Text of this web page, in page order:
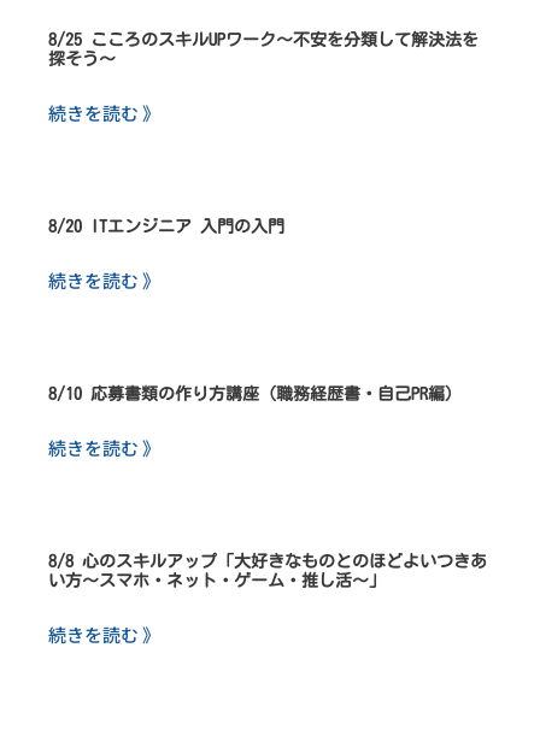
8/25 こころのスキルUPワーク～不安を分類して解決法を
探そう～
続きを読む 》
8/20 ITエンジニア 入門の入門
続きを読む 》
8/10 応募書類の作り方講座（職務経歴書・自己PR編）
続きを読む 》
8/8 心のスキルアップ「大好きなものとのほどよいつきあ
い方～スマホ・ネット・ゲーム・推し活～」
続きを読む 》